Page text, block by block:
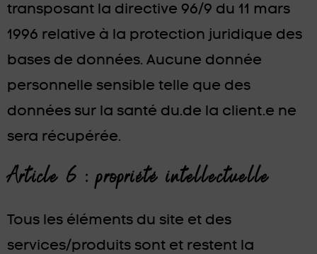
transposant la directive 96/9 du 11 mars
1996 relative à la protection juridique des
bases de données. Aucune donnée
personnelle sensible telle que des
données sur la santé du.de la client.e ne
sera récupérée.
Article 6 : propriété intellectuelle
Tous les éléments du site et des
services/produits sont et restent la